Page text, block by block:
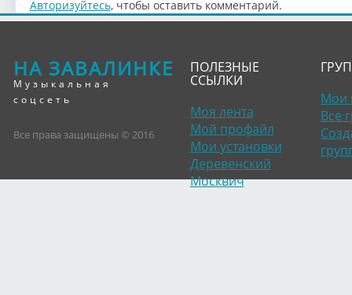
Авторизуйтесь, чтобы оставить комментарий.
НА ЗАВАЛИНКЕ
Музыкальная
соцсеть
Все права защищены © 2016
ПОЛЕЗНЫЕ
ССЫЛКИ
Моя лента
Мой профайл
Мои установки
Деревенский
Москвич
Мои
Все